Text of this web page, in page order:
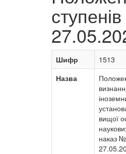
Шифр
1513
Назва
вищої
наказ